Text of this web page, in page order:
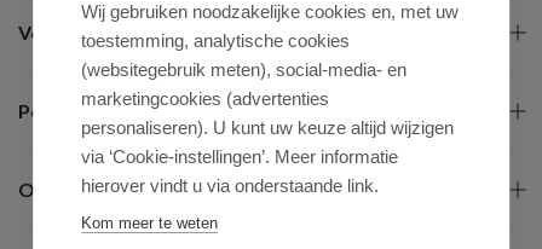
Veel gestelde vragen
Populaire merken
Over ons
Wij gebruiken noodzakelijke cookies en, met uw
toestemming, analytische cookies
(websitegebruik meten), social-media- en
marketingcookies (advertenties
personaliseren). U kunt uw keuze altijd wijzigen
via ‘Cookie-instellingen’. Meer informatie
hierover vindt u via onderstaande link.
Kom meer te weten